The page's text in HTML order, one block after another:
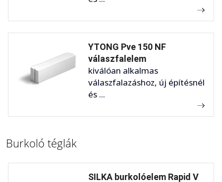
YTONG Pve 150 NF
válaszfalelem
kiválóan alkalmas
válaszfalazáshoz, új építésnél
és ...
Burkoló téglák
SILKA burkolóelem Rapid V